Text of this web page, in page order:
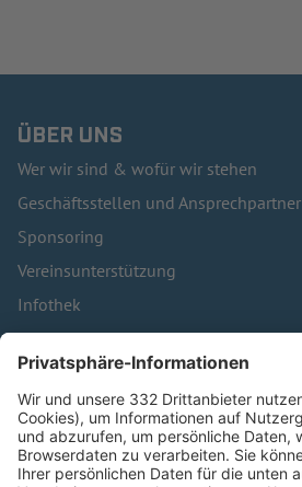
ÜBER UNS
Wer wir sind & wofür wir stehen
Geschäftsstellen und Ansprechpartner
Sponsoring
Vereinsunterstützung
Infothek
Kontakt
HÄUFIG BESUCHTE SEITEN
Pässe und Vereinswechsel
Trainerausbildung